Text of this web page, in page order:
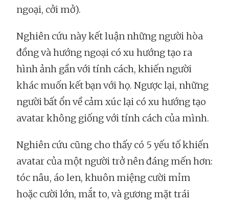
ngoại, cởi mở).
Nghiên cứu này kết luận những người hòa
đồng và hướng ngoại có xu hướng tạo ra
hình ảnh gần với tính cách, khiến người
khác muốn kết bạn với họ. Ngược lại, những
người bất ổn về cảm xúc lại có xu hướng tạo
avatar không giống với tính cách của mình.
Nghiên cứu cũng cho thấy có 5 yếu tố khiến
avatar của một người trở nên đáng mến hơn:
tóc nâu, áo len, khuôn miệng cười mỉm
hoặc cười lớn, mắt to, và gương mặt trái